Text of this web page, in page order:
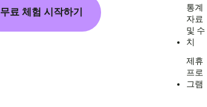
무료 체험 시작하기
통계
자료
및 수
치
제휴
프로
그램